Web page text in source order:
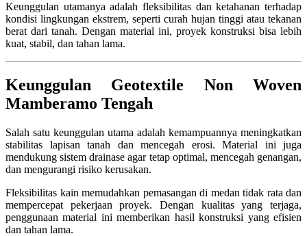
Keunggulan utamanya adalah fleksibilitas dan ketahanan terhadap
kondisi lingkungan ekstrem, seperti curah hujan tinggi atau tekanan
berat dari tanah. Dengan material ini, proyek konstruksi bisa lebih
kuat, stabil, dan tahan lama.
Keunggulan Geotextile Non Woven
Mamberamo Tengah
Salah satu keunggulan utama adalah kemampuannya meningkatkan
stabilitas lapisan tanah dan mencegah erosi. Material ini juga
mendukung sistem drainase agar tetap optimal, mencegah genangan,
dan mengurangi risiko kerusakan.
Fleksibilitas kain memudahkan pemasangan di medan tidak rata dan
mempercepat pekerjaan proyek. Dengan kualitas yang terjaga,
penggunaan material ini memberikan hasil konstruksi yang efisien
dan tahan lama.